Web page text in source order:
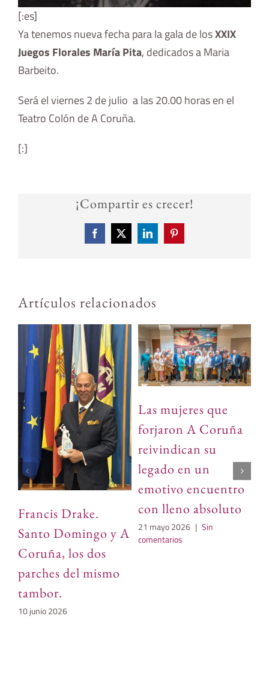
[:es]
Ya tenemos nueva fecha para la gala de losXXIX
Juegos Florales María Pita, dedicados a Maria
Barbeito.
Será el viernes 2 de julio a las 20.00 horas en el
Teatro Colón de A Coruña.
[:]
¡Compartir es crecer!
Facebook
X LinkedInPinterest
Artículos relacionados
Francis Drake.
Santo Domingo y A
Coruña, los dos
parches del mismo
tambor.
10 junio 2026
Las mujeres que
forjaron A Coruña
reivindican su
legado en un
emotivo encuentro
con lleno absoluto
21 mayo 2026 | Sin
comentarios